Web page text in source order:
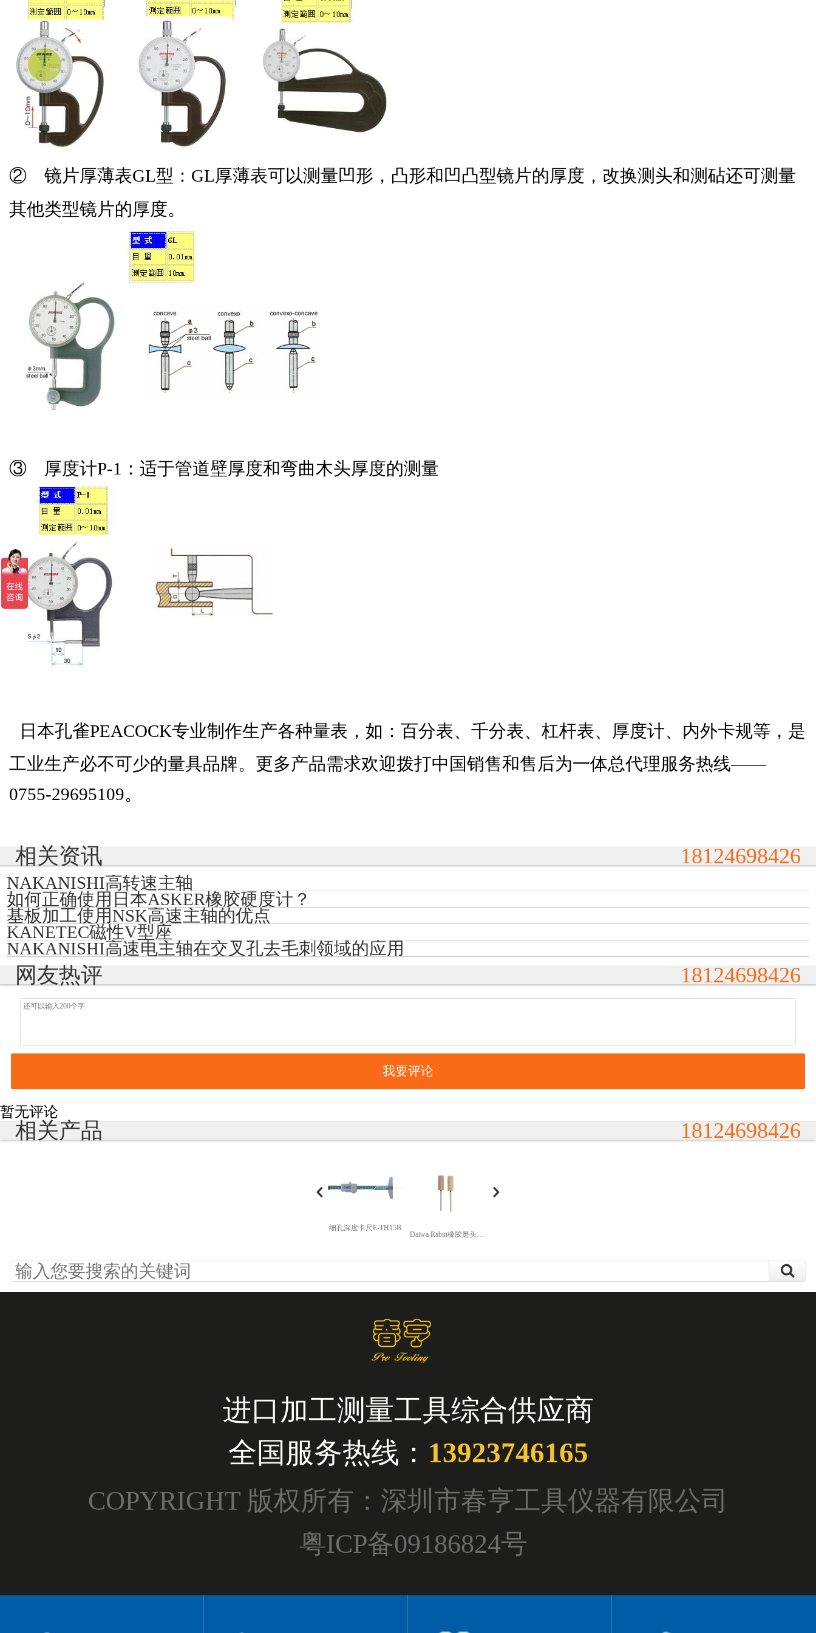
② 镜片厚薄表GL型：GL厚薄表可以测量凹形，凸形和凹凸型镜片的厚度，改换测头和测砧还可测量
其他类型镜片的厚度。
③ 厚度计P-1：适于管道壁厚度和弯曲木头厚度的测量
日本孔雀PEACOCK专业制作生产各种量表，如：百分表、千分表、杠杆表、厚度计、内外卡规等，是
工业生产必不可少的量具品牌。更多产品需求欢迎拨打中国销售和售后为一体总代理服务热线——
0755-29695109。
相关资讯 18124698426
NAKANISHI高转速主轴
如何正确使用日本ASKER橡胶硬度计？
基板加工使用NSK高速主轴的优点
KANETEC磁性V型座
NAKANISHI高速电主轴在交叉孔去毛刺领域的应用
网友热评 18124698426
我要评论
暂无评论
相关产品 18124698426
细孔深度卡尺E-TH15B
Daiwa Rabin橡胶磨头OX型
进口加工测量工具综合供应商
全国服务热线： 13923746165
COPYRIGHT 版权所有：深圳市春亨工具仪器有限公司
粤ICP备09186824号